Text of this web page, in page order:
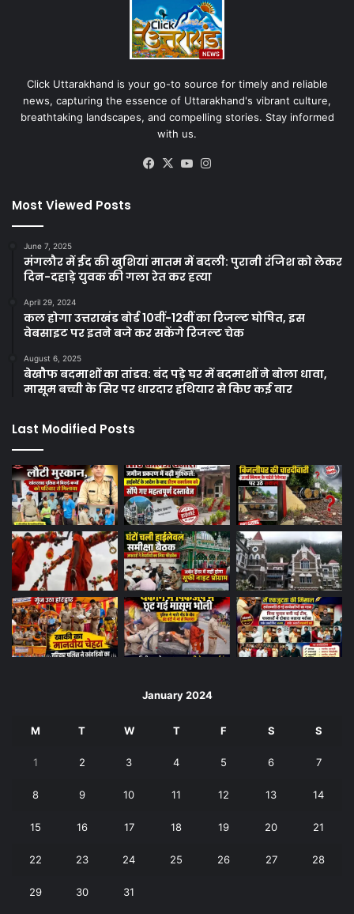
Click Uttarakhand is your go-to source for timely and reliable
news, capturing the essence of Uttarakhand's vibrant culture,
breathtaking landscapes, and compelling stories. Stay informed
with us.
Facebook
X YouTube
Most Viewed Posts
June 7, 2025
मंगलौर में ईद की खुशियां मातम में बदली: पुरानी रंजिश को लेकर
दिन-दहाड़े युवक की गला रेत कर हत्या
April 29, 2024
कल होगा उत्तराखंड बोर्ड 10वीं-12वीं का रिजल्ट घोषित, इस
वेबसाइट पर इतने बजे कर सकेंगे रिजल्ट चेक
August 6, 2025
बेखौफ बदमाशों का तांडव: बंद पड़े घर में बदमाशों ने बोला धावा,
मासूम बच्ची के सिर पर धारदार हथियार से किए कई वार
Last Modified Posts
January 2024
M T W T F S S
1 2 3 4 5 6 7
8 9 10 11 12 13 14
15 16 17 18 19 20 21
22 23 24 25 26 27 28
29 30 31